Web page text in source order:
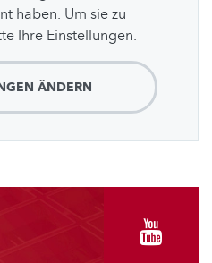
haben. Um sie zu
Ihre Einstellungen.
ÄNDERN